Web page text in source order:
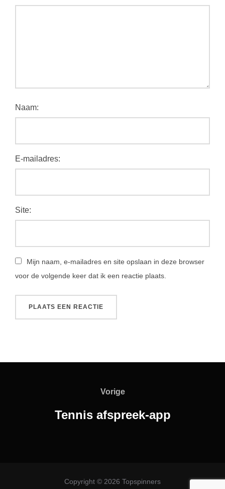
Naam:
E-mailadres:
Site:
Mijn naam, e-mailadres en site opslaan in deze browser
voor de volgende keer dat ik een reactie plaats.
Vorige
Vorige
Tennis afspreek-app
Copyright © 2026 Topspinners